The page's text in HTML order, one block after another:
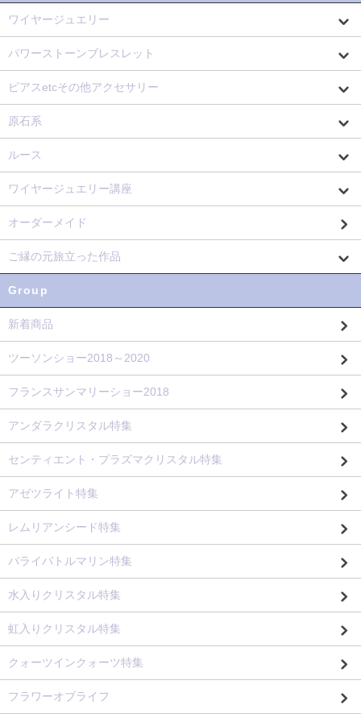
ワイヤージュエリー
パワーストーンブレスレット
ピアスetcその他アクセサリー
原石系
ルース
ワイヤージュエリー講座
オーダーメイド
ご縁の元旅立った作品
Group
新着商品
ツーソンショー2018～2020
フランスサンマリーショー2018
アンダラクリスタル特集
センティエント・プラズマクリスタル特集
アゼツライト特集
レムリアンシード特集
パライバトルマリン特集
水入りクリスタル特集
虹入りクリスタル特集
クォーツインクォーツ特集
フラワーオブライフ